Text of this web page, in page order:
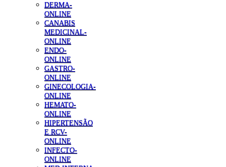
DERMA-
ONLINE
CANABIS
MEDICINAL-
ONLINE
ENDO-
ONLINE
GASTRO-
ONLINE
GINECOLOGIA-
ONLINE
HEMATO-
ONLINE
HIPERTENSÃO
E RCV-
ONLINE
INFECTO-
ONLINE